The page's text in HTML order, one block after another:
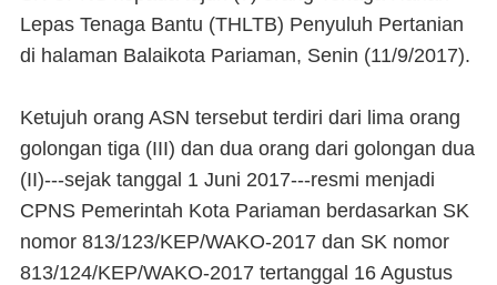
Lepas Tenaga Bantu (THLTB) Penyuluh Pertanian
di halaman Balaikota Pariaman, Senin (11/9/2017).
Ketujuh orang ASN tersebut terdiri dari lima orang
golongan tiga (III) dan dua orang dari golongan dua
(II)---sejak tanggal 1 Juni 2017---resmi menjadi
CPNS Pemerintah Kota Pariaman berdasarkan SK
nomor 813/123/KEP/WAKO-2017 dan SK nomor
813/124/KEP/WAKO-2017 tertanggal 16 Agustus